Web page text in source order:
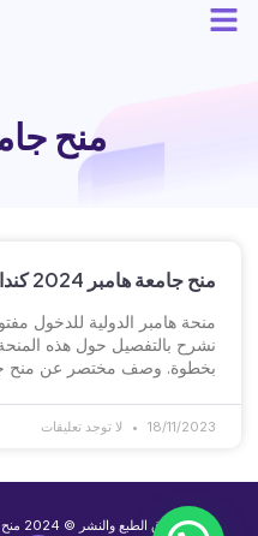
منح
منح جامعة هامبر 2024 كندا ( تمويل 5000 دولار )
منحة هامبر الدولية للدخول
نشرح بالتفصيل حول هذه
بخطوة. وصف مختصر عن منح
18/11/2023 لا توجد تعليقات
حقوق الطبع والنشر © 2024 منح من كل الالوان. جميع الحقوق محفوظة